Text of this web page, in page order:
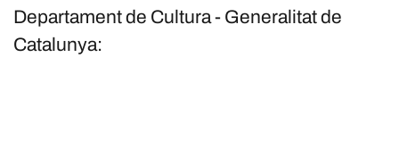
Departament de Cultura - Generalitat de
Catalunya: